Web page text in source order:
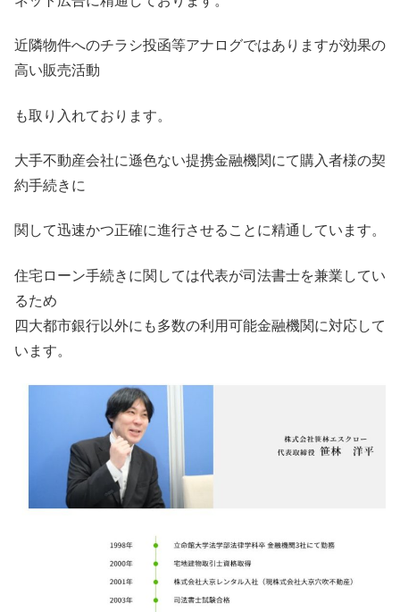
近隣物件へのチラシ投函等アナログではありますが効果の
高い販売活動
も取り入れております。
大手不動産会社に遜色ない提携金融機関にて購入者様の契
約手続きに
関して迅速かつ正確に進行させることに精通しています。
住宅ローン手続きに関しては代表が司法書士を兼業してい
るため
四大都市銀行以外にも多数の利用可能金融機関に対応して
います。